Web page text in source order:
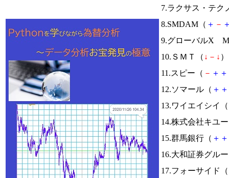
7.ラクサス・テク
8.SMDAM（ ＋ －
9.グローバルX
10.ＳＭＴ（ ↓ － ↓
11.スピー（ － ＋ ＋
12.ソマール（ ＋ ＋
13.ワイエイシイ（
14.株式会社キユ
15.群馬銀行（ ＋ ＋
16.大和証券グル
17.フォーサイド（